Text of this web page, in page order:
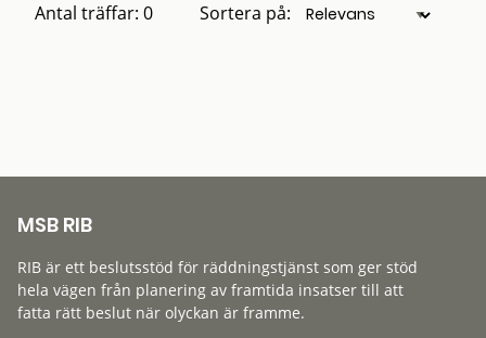
Antal träffar: 0 Sortera på:
MSB RIB
RIB är ett beslutsstöd för räddningstjänst som ger stöd
hela vägen från planering av framtida insatser till att
fatta rätt beslut när olyckan är framme.